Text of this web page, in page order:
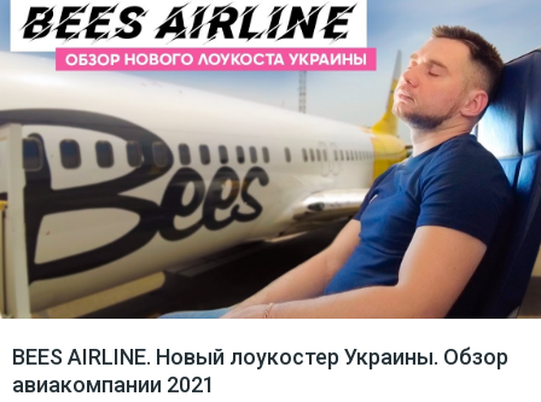
BEES AIRLINE. Новый лоукостер Украины. Обзор
авиакомпании 2021